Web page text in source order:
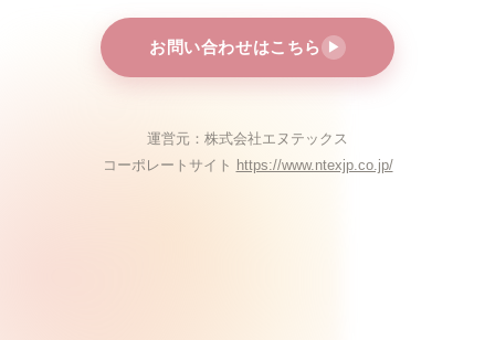
お問い合わせはこちら ▶
運営元：株式会社エヌテックス
コーポレートサイト https://www.ntexjp.co.jp/